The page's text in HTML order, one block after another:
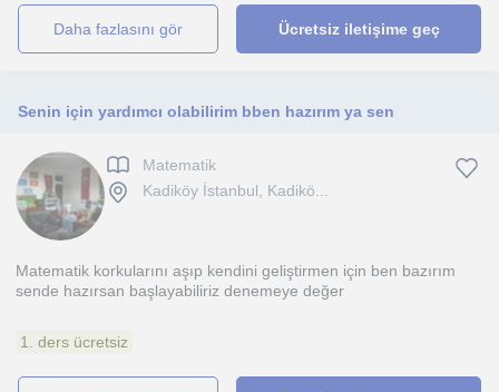
daha fazlasını gör Ücretsiz iletişime geç
Senin için yardımcı olabilirim bben hazırım ya sen
Matematik
Kadiköy İstanbul, Kadikö...
Matematik korkularını aşıp kendini geliştirmen için ben bazırım
sende hazırsan başlayabiliriz denemeye değer
1. ders ücretsiz